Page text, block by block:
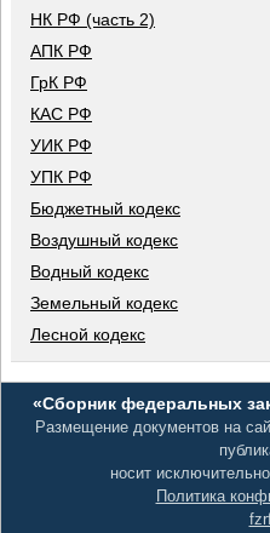
НК РФ (часть 2)
АПК РФ
ГрК РФ
КАС РФ
УИК РФ
УПК РФ
Бюджетный кодекс
Воздушный кодекс
Водный кодекс
Земельный кодекс
Лесной кодекс
«Сборник федеральных
Размещение документов на
носит
Политика